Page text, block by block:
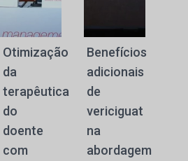
Otimização
da
terapêutica
do
doente
com
Benefícios
adicionais
de
vericiguat
na
abordagem